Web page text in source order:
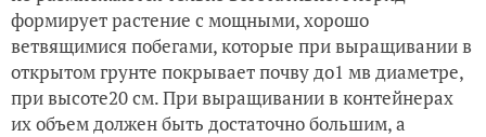
формирует растение с мощными, хорошо
ветвящимися побегами, которые при выращивании в
открытом грунте покрывает почву до1 мв диаметре,
при высоте20 см. При выращивании в контейнерах
их объем должен быть достаточно большим, а